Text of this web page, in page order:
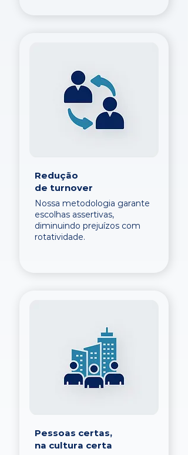
Redução
de turnover
Nossa metodologia garante
escolhas assertivas,
diminuindo prejuízos com
rotatividade.
Pessoas certas,
na cultura certa